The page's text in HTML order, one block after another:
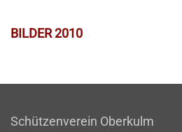
BILDER 2010
Schützenverein Oberkulm